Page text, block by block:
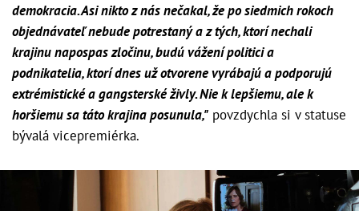
demokracia. Asi nikto z nás nečakal, že po siedmich rokoch
objednávateľ nebude potrestaný a z tých, ktorí nechali
krajinu napospas zločinu, budú vážení politici a
podnikatelia, ktorí dnes už otvorene vyrábajú a podporujú
extrémistické a gangsterské živly. Nie k lepšiemu, ale k
horšiemu sa táto krajina posunula," povzdychla si v statuse
bývalá vicepremiérka.